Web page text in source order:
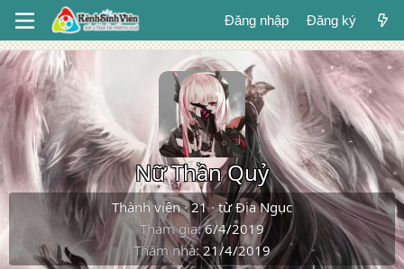
Đăng nhập Đăng ký
Nữ Thần Quỷ
Thành viên ·21·từĐịa Ngục
Tham gia 6/4/2019
Thăm nhà 21/4/2019